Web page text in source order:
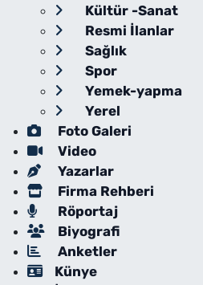
Kültür -Sanat
Resmi İlanlar
Sağlık
Spor
Yemek-yapma
Yerel
Foto Galeri
Video
Yazarlar
Firma Rehberi
Röportaj
Biyografi
Anketler
Künye